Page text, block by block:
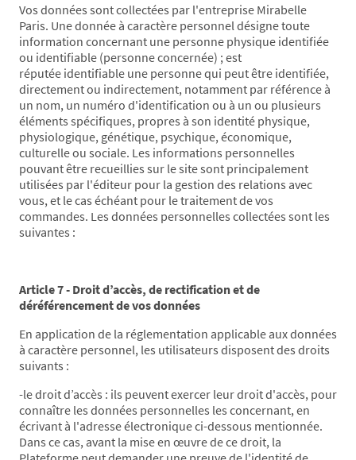
Vos données sont collectées par l'entreprise Mirabelle
Paris. Une donnée à caractère personnel désigne toute
information concernant une personne physique identifiée
ou identifiable (personne concernée) ; est
réputée identifiable une personne qui peut être identifiée,
directement ou indirectement, notamment par référence à
un nom, un numéro d'identification ou à un ou plusieurs
éléments spécifiques, propres à son identité physique,
physiologique, génétique, psychique, économique,
culturelle ou sociale. Les informations personnelles
pouvant être recueillies sur le site sont principalement
utilisées par l'éditeur pour la gestion des relations avec
vous, et le cas échéant pour le traitement de vos
commandes. Les données personnelles collectées sont les
suivantes :
Article 7 - Droit d’accès, de rectification et de
déréférencement de vos données
En application de la réglementation applicable aux données
à caractère personnel, les utilisateurs disposent des droits
suivants :
-le droit d’accès : ils peuvent exercer leur droit d'accès, pour
connaître les données personnelles les concernant, en
écrivant à l'adresse électronique ci-dessous mentionnée.
Dans ce cas, avant la mise en œuvre de ce droit, la